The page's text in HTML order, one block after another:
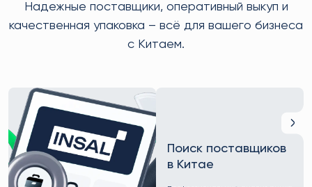
Надежные поставщики, оперативный выкуп и
качественная упаковка – всё для вашего бизнеса
с Китаем.
Поиск поставщиков
в Китае